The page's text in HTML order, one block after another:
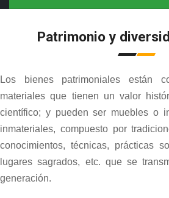
Patrimonio y
Los bienes patrimoniales están
materiales que tienen un valor
científico; y pueden ser muebles o
inmateriales, compuesto por
conocimientos, técnicas, prácticas
lugares sagrados, etc. que se
generación.